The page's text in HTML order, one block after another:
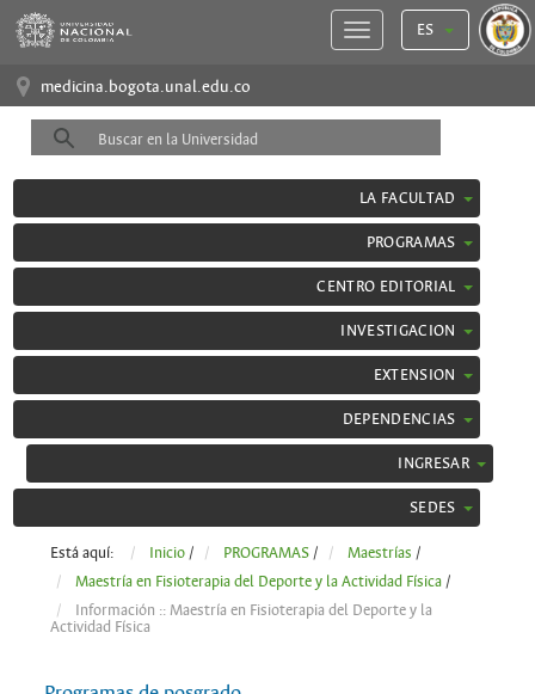
ES
medicina.bogota.unal.edu.co
LA FACULTAD
PROGRAMAS
CENTRO EDITORIAL
INVESTIGACION
EXTENSION
DEPENDENCIAS
INGRESAR
SEDES
Está aquí: Inicio / PROGRAMAS / Maestrías /
Maestría en Fisioterapia del Deporte y la Actividad Física /
Información :: Maestría en Fisioterapia del Deporte y la
Actividad Física